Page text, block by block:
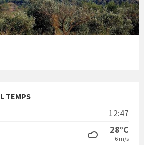
&quot;La mare&quot;, d'Emma Zafon
TEMPS
12:47
28°C
6 m/s